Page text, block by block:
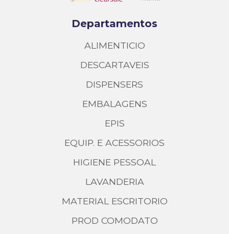
Departamentos
ALIMENTICIO
DESCARTAVEIS
DISPENSERS
EMBALAGENS
EPIS
EQUIP. E ACESSORIOS
HIGIENE PESSOAL
LAVANDERIA
MATERIAL ESCRITORIO
PROD COMODATO